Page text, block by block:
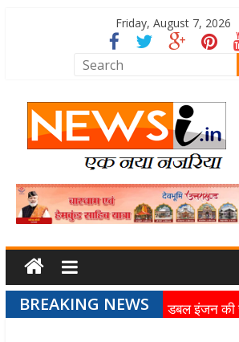
Friday, August 7, 2026
BREAKING NEWS
डबल इंजन की